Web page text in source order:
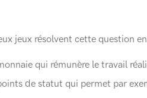
jeux résolvent cette question
qui rémunère le travail
de statut qui permet par